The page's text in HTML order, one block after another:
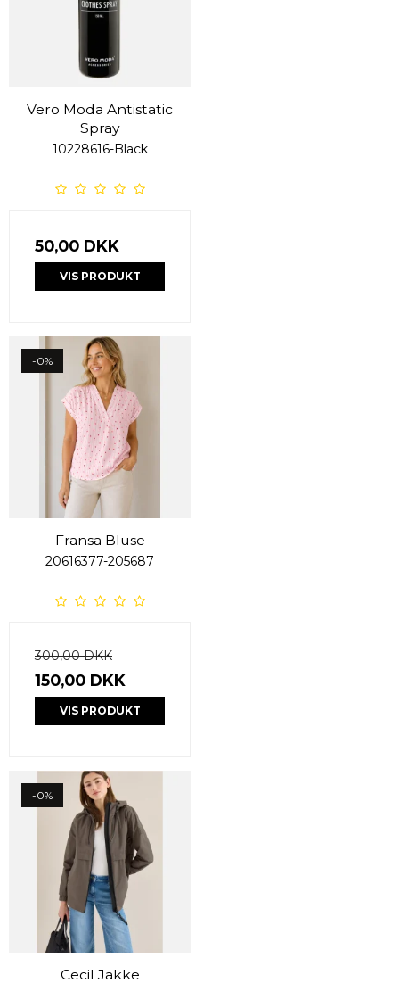
Vero Moda Antistatic
Spray
10228616-Black
50,00 DKK
VIS PRODUKT
-0%
Fransa Bluse
20616377-205687
300,00 DKK
150,00 DKK
VIS PRODUKT
-0%
Cecil Jakke